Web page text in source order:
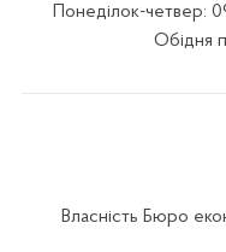
Понеділок-четвер:
Обідня
Власність Бюро